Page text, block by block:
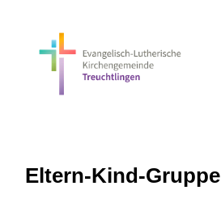
Eltern-Kind-Gruppe